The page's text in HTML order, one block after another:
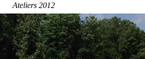
Ateliers 2012